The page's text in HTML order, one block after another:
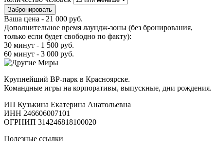
Забронировать
Ваша цена - 21 000 руб.
Дополнительное время лаундж-зоны (без бронирования,
только если будет свободно по факту):
30 минут - 1 500 руб.
60 минут - 3 000 руб.
Крупнейший ВР-парк в Красноярске.
Командные игры на корпоративы, выпускные, дни рождения.
ИП Кузькина Екатерина Анатольевна
ИНН 246606007101
ОГРНИП 314246818100020
Полезные ссылки